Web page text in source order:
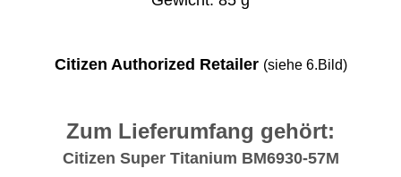
Citizen Authorized Retailer (siehe 6.Bild)
Zum Lieferumfang gehört:
Citizen Super Titanium BM6930-57M